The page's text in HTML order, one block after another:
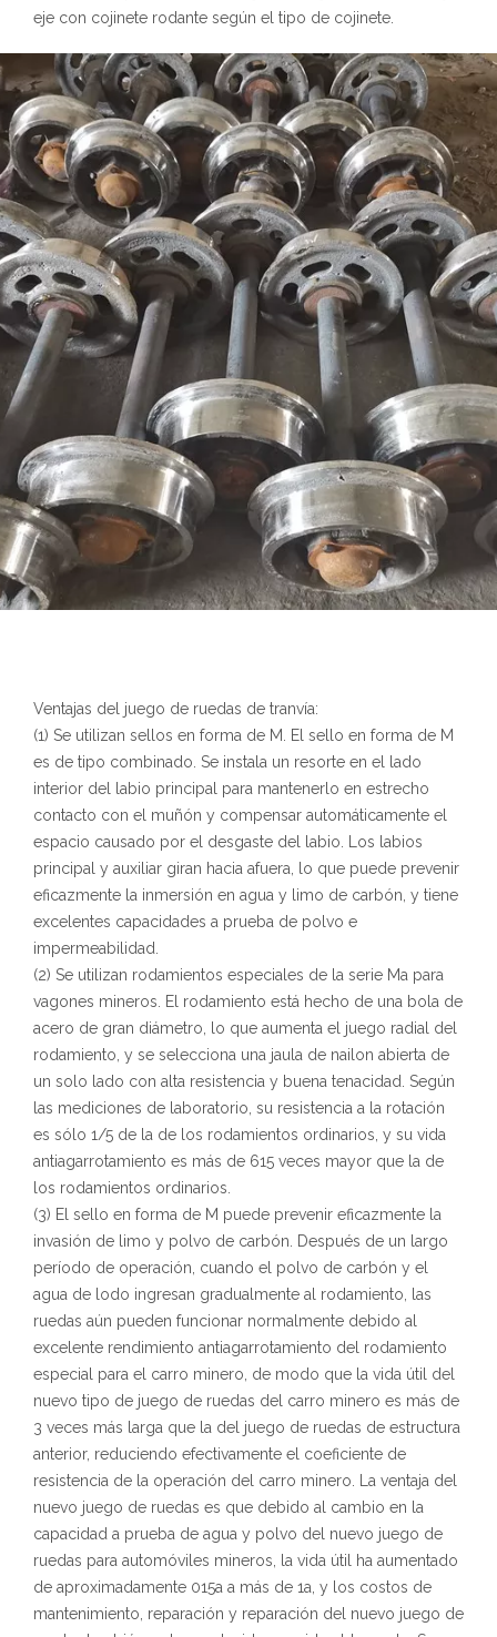
eje con cojinete rodante según el tipo de cojinete.
Ventajas del juego de ruedas de tranvía:
(1) Se utilizan sellos en forma de M. El sello en forma de M
es de tipo combinado. Se instala un resorte en el lado
interior del labio principal para mantenerlo en estrecho
contacto con el muñón y compensar automáticamente el
espacio causado por el desgaste del labio. Los labios
principal y auxiliar giran hacia afuera, lo que puede prevenir
eficazmente la inmersión en agua y limo de carbón, y tiene
excelentes capacidades a prueba de polvo e
impermeabilidad.
(2) Se utilizan rodamientos especiales de la serie Ma para
vagones mineros. El rodamiento está hecho de una bola de
acero de gran diámetro, lo que aumenta el juego radial del
rodamiento, y se selecciona una jaula de nailon abierta de
un solo lado con alta resistencia y buena tenacidad. Según
las mediciones de laboratorio, su resistencia a la rotación
es sólo 1/5 de la de los rodamientos ordinarios, y su vida
antiagarrotamiento es más de 615 veces mayor que la de
los rodamientos ordinarios.
(3) El sello en forma de M puede prevenir eficazmente la
invasión de limo y polvo de carbón. Después de un largo
período de operación, cuando el polvo de carbón y el
agua de lodo ingresan gradualmente al rodamiento, las
ruedas aún pueden funcionar normalmente debido al
excelente rendimiento antiagarrotamiento del rodamiento
especial para el carro minero, de modo que la vida útil del
nuevo tipo de juego de ruedas del carro minero es más de
3 veces más larga que la del juego de ruedas de estructura
anterior, reduciendo efectivamente el coeficiente de
resistencia de la operación del carro minero. La ventaja del
nuevo juego de ruedas es que debido al cambio en la
capacidad a prueba de agua y polvo del nuevo juego de
ruedas para automóviles mineros, la vida útil ha aumentado
de aproximadamente 015a a más de 1a, y los costos de
mantenimiento, reparación y reparación del nuevo juego de